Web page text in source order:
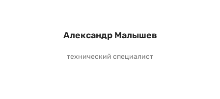
Александр Малышев
технический специалист